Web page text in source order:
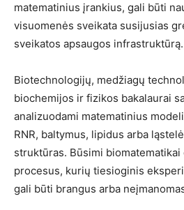
matematinius įrankius, gali būti
visuomenės sveikata susijusias
sveikatos apsaugos infrastruktūrą.
Biotechnologijų, medžiagų
biochemijos ir fizikos bakalaurai
analizuodami matematinius
RNR, baltymus, lipidus arba
struktūras. Būsimi
procesus, kurių tiesioginis
gali būti brangus arba